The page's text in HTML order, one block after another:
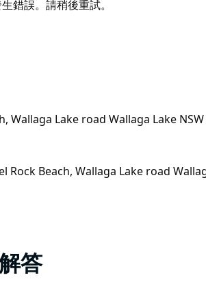
錯誤。請稍後重試。
Wallaga Lake road Wallaga Lake
答